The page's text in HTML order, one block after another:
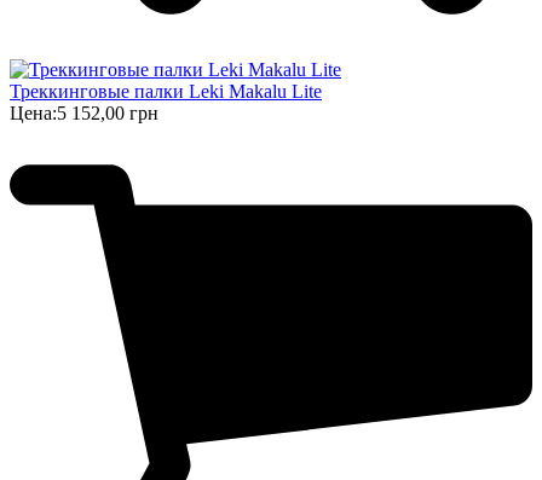
Треккинговые палки Leki Makalu Lite
Цена:5 152,00 грн